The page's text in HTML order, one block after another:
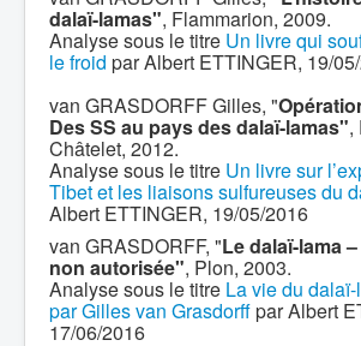
dalaï-lamas", Flammarion, 2009.
Analyse sous le titre Un livre qui
le froid par Albert ETTINGER, 19/
van GRASDORFF Gilles, "
Des SS au pays des dalaï-lamas",
Châtelet, 2012.
Analyse sous le titre Un livre sur
Tibet et les liaisons sulfureuses du
Albert ETTINGER, 19/05/2016
van GRASDORFF, "Le dalaï-lama
non autorisée", Plon, 2003.
Analyse sous le titre La vie du
par Gilles van Grasdorffpar Albert
17/06/2016